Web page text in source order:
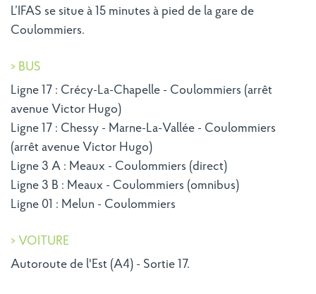
L’IFAS se situe à 15 minutes à pied de la gare de
Coulommiers.
> BUS
Ligne 17 : Crécy-La-Chapelle - Coulommiers (arrêt
avenue Victor Hugo)
Ligne 17 : Chessy - Marne-La-Vallée - Coulommiers
(arrêt avenue Victor Hugo)
Ligne 3 A : Meaux - Coulommiers (direct)
Ligne 3 B : Meaux - Coulommiers (omnibus)
Ligne 01 : Melun - Coulommiers
> VOITURE
Autoroute de l'Est (A4) - Sortie 17.